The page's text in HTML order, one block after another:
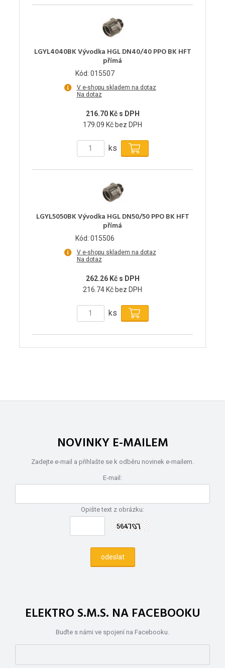
LGYL4040BK Vývodka HGL DN40/40 PPO BK HFT
přímá
Kód: 015507
V e-shopu skladem na dotaz
Na dotaz
216.70 Kč s DPH
179.09 Kč bez DPH
ks
LGYL5050BK Vývodka HGL DN50/50 PPO BK HFT
přímá
Kód: 015506
V e-shopu skladem na dotaz
Na dotaz
262.26 Kč s DPH
216.74 Kč bez DPH
ks
NOVINKY E-MAILEM
Zadejte e-mail a přihlašte se k odběru novinek e-mailem.
E-mail:
Opište text z obrázku:
ELEKTRO S.M.S. NA FACEBOOKU
Buďte s námi ve spojení na Facebooku.